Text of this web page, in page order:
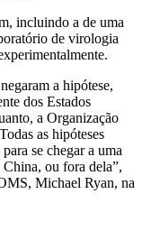
incluindo a de uma
de virologia
a hipótese,
dos Estados
a Organização
as hipóteses
se chegar a uma
ou fora dela”,
Michael Ryan, na